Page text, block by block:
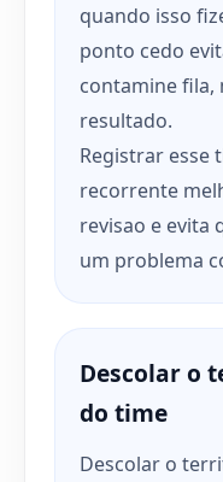
quando isso
ponto cedo
contamine fila,
resultado.
Registrar esse
recorrente
revisao e evita
um problema
Descolar o
do time
Descolar o